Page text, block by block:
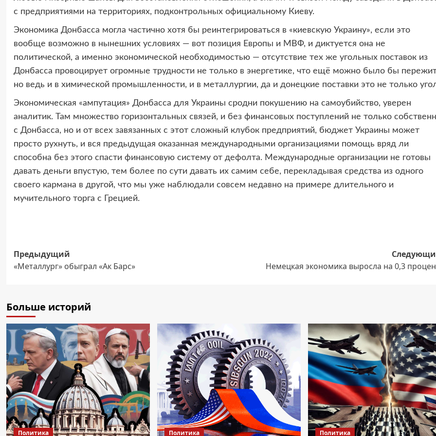
с предприятиями на территориях, подконтрольных официальному Киеву.
Экономика Донбасса могла частично хотя бы реинтегрироваться в «киевскую Украину», если это
вообще возможно в нынешних условиях — вот позиция Европы и МВФ, и диктуется она не
политической, а именно экономической необходимостью — отсутствие тех же угольных поставок из
Донбасса провоцирует огромные трудности не только в энергетике, что ещё можно было бы
но ведь и в химической промышленности, и в металлургии, да и донецкие поставки это не только
Экономическая «ампутация» Донбасса для Украины сродни покушению на самоубийство, уверен
аналитик. Там множество горизонтальных связей, и без финансовых поступлений не только
с Донбасса, но и от всех завязанных с этот сложный клубок предприятий, бюджет Украины может
просто рухнуть, и вся предыдущая оказанная международными организациями помощь вряд ли
способна без этого спасти финансовую систему от дефолта. Международные организации не готовы
давать деньги впустую, тем более по сути давать их самим себе, перекладывая средства из одного
своего кармана в другой, что мы уже наблюдали совсем недавно на примере длительного и
мучительного торга с Грецией.
Навигация
записи
Предыдущий
«Металлург» обыграл «Ак Барс»
Немецкая экономика выросла на 0,3
Больше историй
Политика Политика Политика